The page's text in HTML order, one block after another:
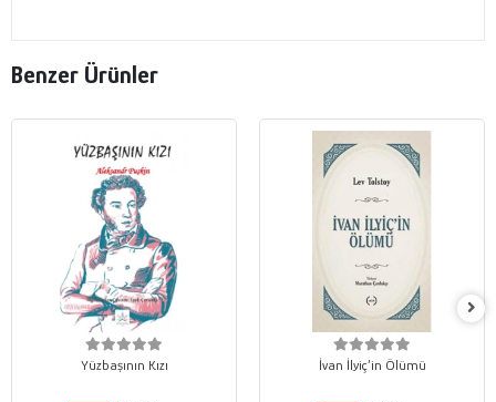
Benzer Ürünler
Yüzbaşının Kızı İvan İlyiç’in Ölümü